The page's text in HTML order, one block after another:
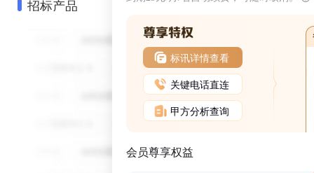
招标产品
标讯详情查看
关键电话直连
甲方分析查询
会员尊享权益